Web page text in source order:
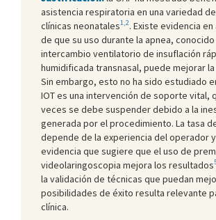
asistencia respiratoria en una variedad
clínicas neonatales1,2. Existe evidencia
de que su uso durante la apnea,
intercambio ventilatorio de insuflación
humidificada transnasal, puede mejorar
Sin embargo, esto no ha sido estudiado
IOT es una intervención de soporte vital,
veces se debe suspender debido a la
generada por el procedimiento. La tasa
depende de la experiencia del operador
evidencia que sugiere que el uso de
videolaringoscopia mejora los resultados
la validación de técnicas que puedan
posibilidades de éxito resulta relevante
clínica.